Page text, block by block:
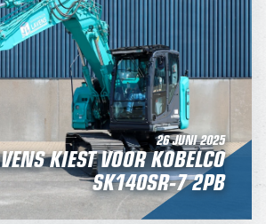
26 JUNI 2025
KIEST VOOR KOBELCO
SK140SR-7 2PB